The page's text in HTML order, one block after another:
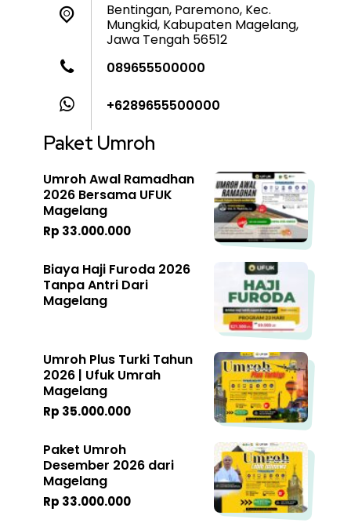
Bentingan, Paremono, Kec.
Mungkid, Kabupaten Magelang,
Jawa Tengah 56512
089655500000
+6289655500000
Paket Umroh
Umroh Awal Ramadhan
2026 Bersama UFUK
Magelang
Rp 33.000.000
Biaya Haji Furoda 2026
Tanpa Antri Dari
Magelang
Umroh Plus Turki Tahun
2026 | Ufuk Umrah
Magelang
Rp 35.000.000
Paket Umroh
Desember 2026 dari
Magelang
Rp 33.000.000